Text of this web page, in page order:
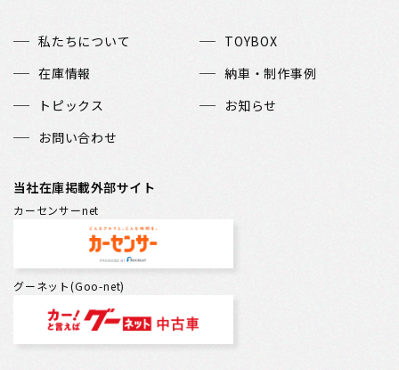
私たちについて
TOYBOX
在庫情報
納車・制作事例
トピックス
お知らせ
お問い合わせ
当社在庫掲載外部サイト
カーセンサーnet
グーネット(Goo-net)